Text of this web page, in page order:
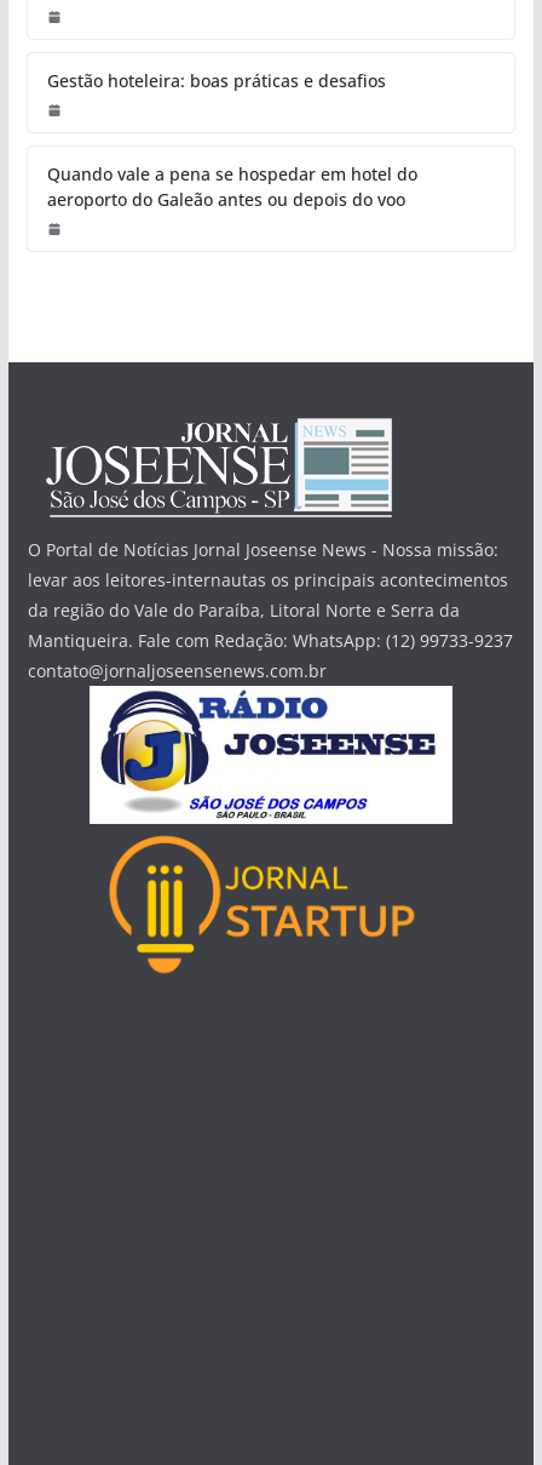
Gestão hoteleira: boas práticas e desafios
Quando vale a pena se hospedar em hotel do
aeroporto do Galeão antes ou depois do voo
O Portal de Notícias Jornal Joseense News - Nossa missão:
levar aos leitores-internautas os principais acontecimentos
da região do Vale do Paraíba, Litoral Norte e Serra da
Mantiqueira. Fale com Redação: WhatsApp: (12) 99733-9237
contato@jornaljoseensenews.com.br